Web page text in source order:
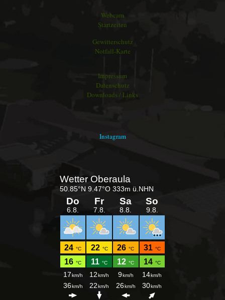
Webcam
Startzeiten
Gewitterschutz
Notfall-Karte
Impressum
Datenschutz
Downloads / Links
Instagram